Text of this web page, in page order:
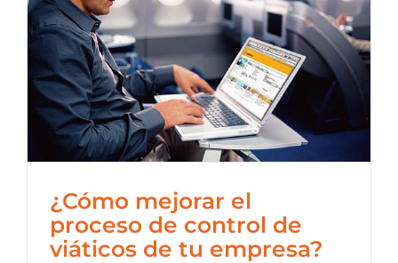
¿Cómo mejorar el
proceso de control de
viáticos de tu empresa?